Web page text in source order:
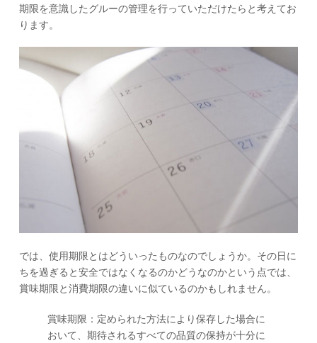
期限を意識したグルーの管理を行っていただけたらと考えてお
ります。
では、使用期限とはどういったものなのでしょうか。その日に
ちを過ぎると安全ではなくなるのかどうなのかという点では、
賞味期限と消費期限の違いに似ているのかもしれません。
賞味期限：定められた方法により保存した場合に
おいて、期待されるすべての品質の保持が十分に